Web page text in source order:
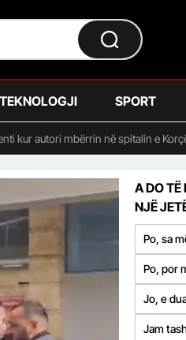
TEKNOLOGJI SPORT
kur autori mbërrin në spitalin e
A DO TË
NJË
Po, sa
Po, por
Jo, e
Jam